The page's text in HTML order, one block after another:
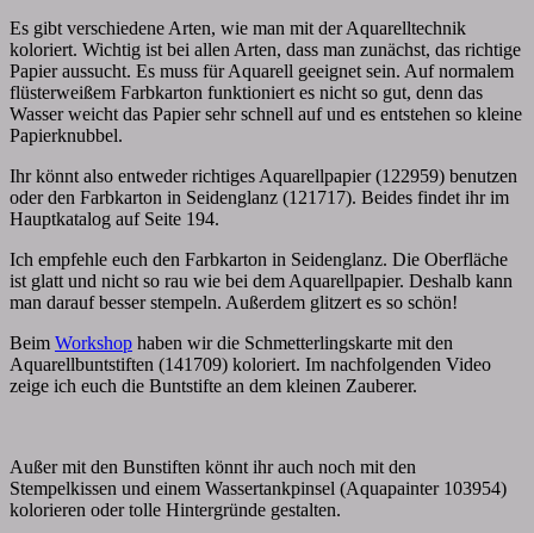
Es gibt verschiedene Arten, wie man mit der Aquarelltechnik
koloriert. Wichtig ist bei allen Arten, dass man zunächst, das richtige
Papier aussucht. Es muss für Aquarell geeignet sein. Auf normalem
flüsterweißem Farbkarton funktioniert es nicht so gut, denn das
Wasser weicht das Papier sehr schnell auf und es entstehen so kleine
Papierknubbel.
Ihr könnt also entweder richtiges Aquarellpapier (122959) benutzen
oder den Farbkarton in Seidenglanz (121717). Beides findet ihr im
Hauptkatalog auf Seite 194.
Ich empfehle euch den Farbkarton in Seidenglanz. Die Oberfläche
ist glatt und nicht so rau wie bei dem Aquarellpapier. Deshalb kann
man darauf besser stempeln. Außerdem glitzert es so schön!
Beim Workshop haben wir die Schmetterlingskarte mit den
Aquarellbuntstiften (141709) koloriert. Im nachfolgenden Video
zeige ich euch die Buntstifte an dem kleinen Zauberer.
Außer mit den Bunstiften könnt ihr auch noch mit den
Stempelkissen und einem Wassertankpinsel (Aquapainter 103954)
kolorieren oder tolle Hintergründe gestalten.